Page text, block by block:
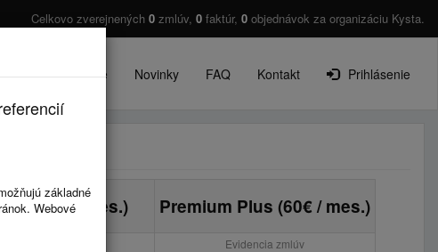
Celkovo zverejnených 0 zmlúv, 0 faktúr, 0 objednávok za organizáciu Kysta.
O projekte Novinky FAQ Kontakt Prihlásenie
(45€ / mes.) Premium Plus (60€ / mes.)
Evidencia zmlúv
základné
Webové